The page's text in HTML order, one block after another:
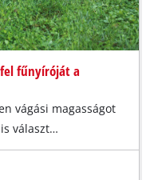
fűnyíróját a
vágási magasságot
választ…